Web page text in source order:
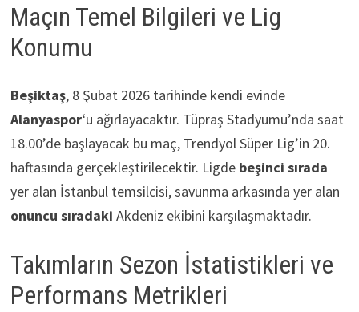
Maçın Temel Bilgileri ve Lig
Konumu
Beşiktaş, 8 Şubat 2026 tarihinde kendi evinde
Alanyaspor‘u ağırlayacaktır. Tüpraş Stadyumu’nda saat
18.00’de başlayacak bu maç, Trendyol Süper Lig’in 20.
haftasında gerçekleştirilecektir. Ligde beşinci sırada
yer alan İstanbul temsilcisi, savunma arkasında yer alan
onuncu sıradaki Akdeniz ekibini karşılaşmaktadır.
Takımların Sezon İstatistikleri ve
Performans Metrikleri